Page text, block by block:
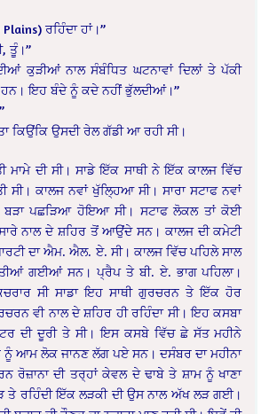
ਰਹਿੰਦਾ ਹਾਂ।”
ਤੂੰ।”
ਕੁੜੀਆਂ ਨਾਲ ਸੰਬੰਧਿਤ ਘਟਨਾਵਾਂ ਦਿਲਾਂ ਤੇ ਪੱਕੀ
ਇਹ ਬੰਦੇ ਨੂੰ ਕਦੇ ਨਹੀਂ ਭੁੱਲਦੀਆਂ।”
ਕਿਉਂਕਿ ਉਸਦੀ ਰੇਲ ਗੱਡੀ ਆ ਰਹੀ ਸੀ।
ਦੀ ਸੀ। ਸਾਡੇ ਇੱਕ ਸਾਥੀ ਨੇ ਇੱਕ ਕਾਲਜ ਵਿੱਚ
ਸੀ। ਕਾਲਜ ਨਵਾਂ ਖੁੱਲ੍ਹਿਆ ਸੀ। ਸਾਰਾ ਸਟਾਫ ਨਵਾਂ
ਬੜਾ ਪਛੜਿਆ ਹੋਇਆ ਸੀ। ਸਟਾਫ ਲੋਕਲ ਤਾਂ ਕੋਈ
ਸਾਰੇ ਨਾਲ ਦੇ ਸ਼ਹਿਰ ਤੋਂ ਆਉਂਦੇ ਸਨ। ਕਾਲਜ ਦੀ ਕਮੇਟੀ
ਦਾ ਐਮ. ਐਲ. ਏ. ਸੀ। ਕਾਲਜ ਵਿੱਚ ਪਹਿਲੇ ਸਾਲ
ਗਈਆਂ ਸਨ। ਪ੍ਰੈਪ ਤੇ ਬੀ. ਏ. ਭਾਗ ਪਹਿਲਾ।
ਸੀ ਸਾਡਾ ਇਹ ਸਾਥੀ ਗੁਰਚਰਨ ਤੇ ਇੱਕ ਹੋਰ
ਵੀ ਨਾਲ ਦੇ ਸ਼ਹਿਰ ਹੀ ਰਹਿੰਦਾ ਸੀ। ਇਹ ਕਸਬਾ
ਦੀ ਦੂਰੀ ਤੇ ਸੀ। ਇਸ ਕਸਬੇ ਵਿੱਚ ਛੇ ਸੱਤ ਮਹੀਨੇ
ਆਮ ਲੋਕ ਜਾਨਣ ਲੱਗ ਪਏ ਸਨ। ਦਸੰਬਰ ਦਾ ਮਹੀਨਾ
ਰੋਜ਼ਾਨਾ ਦੀ ਤਰ੍ਹਾਂ ਕੇਵਲ ਦੇ ਢਾਬੇ ਤੇ ਸ਼ਾਮ ਨੂੰ ਖਾਣਾ
ਤੇ ਰਹਿੰਦੀ ਇੱਕ ਲੜਕੀ ਦੀ ਉਸ ਨਾਲ ਅੱਖ ਲੜ ਗਈ।